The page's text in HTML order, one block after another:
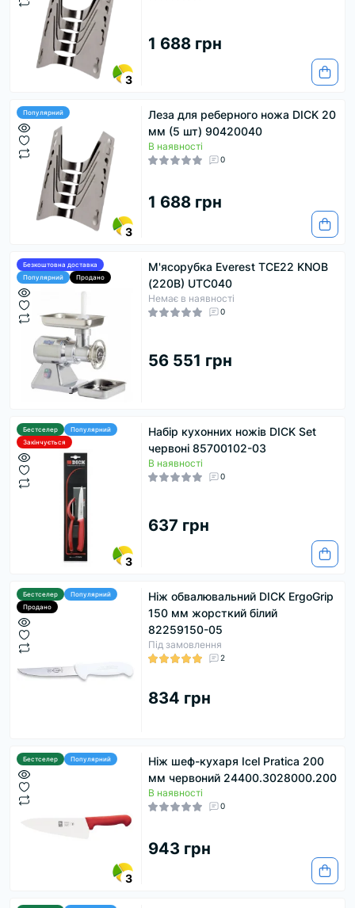
3
1 688 грн
Популярний
3
Леза для реберного ножа DICK 20
мм (5 шт) 90420040
В наявності
0
1 688 грн
Безкоштовна доставка
Популярний
Продано
М'ясорубка Everest TCE22 KNOB
(220В) UTC040
Немає в наявності
0
56 551 грн
Бестселер
Популярний
Закінчується
3
Набір кухонних ножів DICK Set
червоні 85700102-03
В наявності
0
637 грн
Бестселер
Популярний
Продано
Ніж обвалювальний DICK ErgoGrip
150 мм жорсткий білий
82259150-05
Під замовлення
2
834 грн
Бестселер Популярний
3
Ніж шеф-кухаря Icel Pratica 200
мм червоний 24400.3028000.200
В наявності
0
943 грн